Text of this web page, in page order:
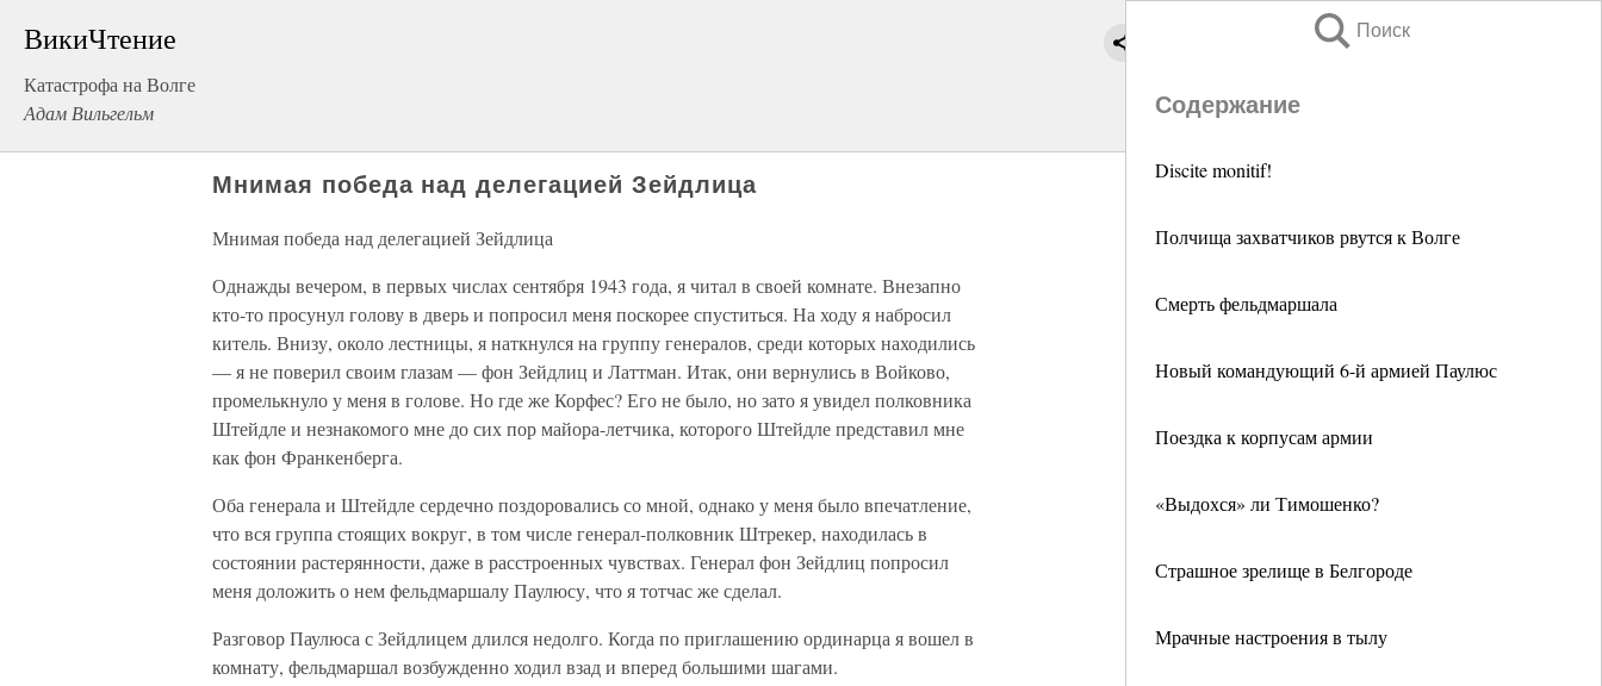
ВикиЧтение
Катастрофа на Волге
Адам Вильгельм
Поиск
Содержание
Discite monitif!
Полчища захватчиков рвутся к Волге
Смерть фельдмаршала
Новый командующий 6-й армией Паулюс
Поездка к корпусам армии
«Выдохся» ли Тимошенко?
Страшное зрелище в Белгороде
Мрачные настроения в тылу
Мнимая победа над делегацией Зейдлица
Мнимая победа над делегацией Зейдлица
Однажды вечером, в первых числах сентября 1943 года, я читал в своей комнате. Внезапно
кто-то просунул голову в дверь и попросил меня поскорее спуститься. На ходу я набросил
китель. Внизу, около лестницы, я наткнулся на группу генералов, среди которых находились
— я не поверил своим глазам — фон Зейдлиц и Латтман. Итак, они вернулись в Войково,
промелькнуло у меня в голове. Но где же Корфес? Его не было, но зато я увидел полковника
Штейдле и незнакомого мне до сих пор майора-летчика, которого Штейдле представил мне
как фон Франкенберга.
Оба генерала и Штейдле сердечно поздоровались со мной, однако у меня было впечатление,
что вся группа стоящих вокруг, в том числе генерал-полковник Штрекер, находилась в
состоянии растерянности, даже в расстроенных чувствах. Генерал фон Зейдлиц попросил
меня доложить о нем фельдмаршалу Паулюсу, что я тотчас же сделал.
Разговор Паулюса с Зейдлицем длился недолго. Когда по приглашению ординарца я вошел в
комнату, фельдмаршал возбужденно ходил взад и вперед большими шагами.